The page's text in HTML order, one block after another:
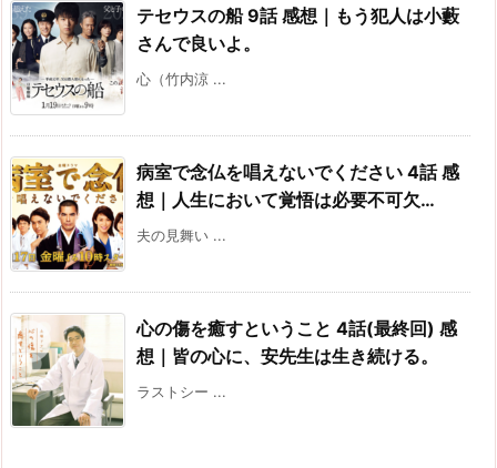
テセウスの船 9話 感想｜もう犯人は小藪
さんで良いよ。
心（竹内涼 ...
病室で念仏を唱えないでください 4話 感
想｜人生において覚悟は必要不可欠…
夫の見舞い ...
心の傷を癒すということ 4話(最終回) 感
想｜皆の心に、安先生は生き続ける。
ラストシー ...